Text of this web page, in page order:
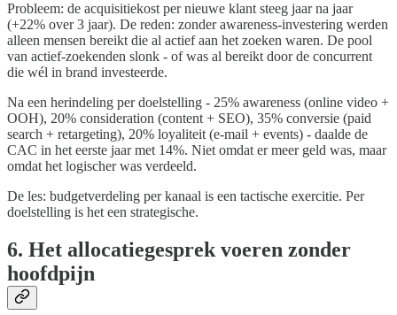
Probleem: de acquisitiekost per nieuwe klant steeg jaar na jaar
(+22% over 3 jaar). De reden: zonder awareness-investering werden
alleen mensen bereikt die al actief aan het zoeken waren. De pool
van actief-zoekenden slonk - of was al bereikt door de concurrent
die wél in brand investeerde.
Na een herindeling per doelstelling - 25% awareness (online video +
OOH), 20% consideration (content + SEO), 35% conversie (paid
search + retargeting), 20% loyaliteit (e-mail + events) - daalde de
CAC in het eerste jaar met 14%. Niet omdat er meer geld was, maar
omdat het logischer was verdeeld.
De les: budgetverdeling per kanaal is een tactische exercitie. Per
doelstelling is het een strategische.
6. Het allocatiegesprek voeren zonder
hoofdpijn